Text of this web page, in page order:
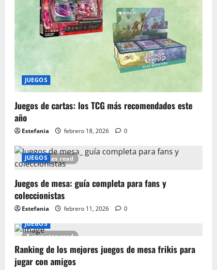
JUEGOS
Juegos de cartas: los TCG más recomendados este
año
Estefania febrero 18, 2026 0
6 minutes read
JUEGOS
Juegos de mesa: guía completa para fans y
coleccionistas
Estefania febrero 11, 2026 0
5 minutes read
JUEGOS
Ranking de los mejores juegos de mesa frikis para
jugar con amigos